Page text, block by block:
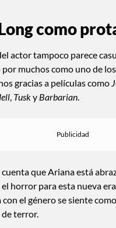
como
actor tampoco parece
muchos como uno de
gracias a películas como
, Tusky Barbarian.
cuenta que Ariana está
horror para esta nueva
con el género se siente
de terror.